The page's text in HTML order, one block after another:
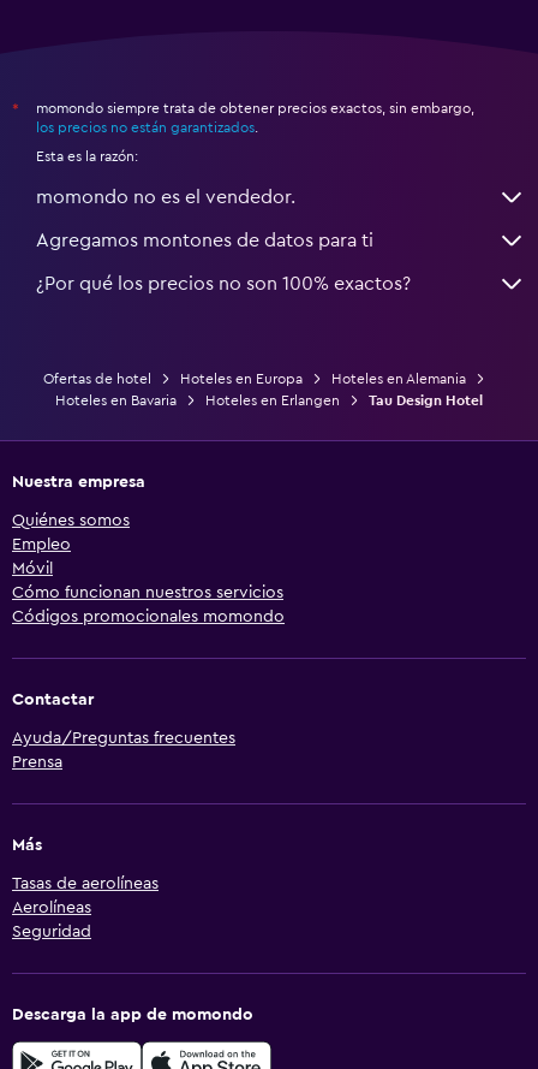
*
momondo siempre trata de obtener precios exactos, sin embargo,
los precios no están garantizados
Esta es la razón:
momondo no es el vendedor.
Agregamos montones de datos para ti
¿Por qué los precios no son 100% exactos?
Ofertas de hotel Hoteles en Europa
Hoteles en Alemania
Hoteles en Bavaria
Hoteles en Erlangen Tau Design Hotel
Nuestra empresa
Quiénes somos
Empleo
Móvil
Cómo funcionan nuestros servicios
Códigos promocionales momondo
Contactar
Ayuda/Preguntas frecuentes
Prensa
Más
Tasas de aerolíneas
Aerolíneas
Seguridad
Descarga la app de momondo